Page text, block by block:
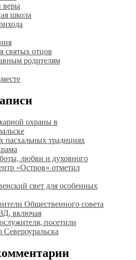
веры
школа
святых отцов
родителям
охраны в
пасхальных традициях
любви и духовного
«Остров» отметил
свет для особенных
Общественного совета
включая
посетили